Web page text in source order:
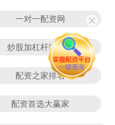
一对一配资网
炒股加杠杆叫什么
配资之家排名
配资首选大赢家